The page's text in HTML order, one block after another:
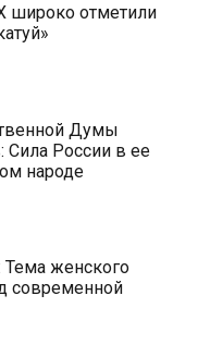
широко отметили
Думы
Сила России в ее
народе
Тема женского
современной